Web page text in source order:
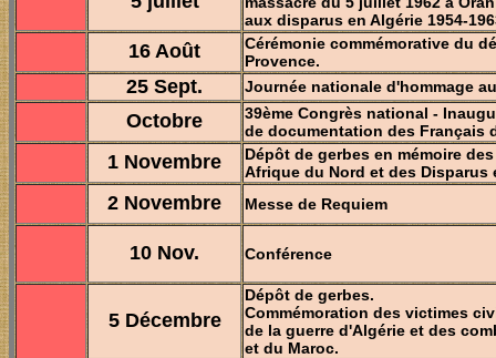
aux disparus en Algérie 1954-
16 Août
Cérémonie commémorative du
Provence.
25 Sept. Journée nationale d'hommage
Octobre
39ème Congrès national -
de documentation des Français
1 Novembre
Dépôt de gerbes en mémoire
Afrique du Nord et des Disparus
2 Novembre Messe de Requiem
10 Nov. Conférence
5 Décembre
Dépôt de gerbes.
Commémoration des victimes
de la guerre d'Algérie et des
et du Maroc.